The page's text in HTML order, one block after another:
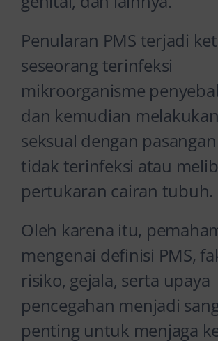
Penularan PMS terjadi
seseorang terinfeksi
mikroorganisme
dan kemudian
seksual dengan
tidak terinfeksi atau
pertukaran cairan tubuh.
Oleh karena itu,
mengenai definisi PMS,
risiko, gejala, serta upaya
pencegahan menjadi
penting untuk menjaga